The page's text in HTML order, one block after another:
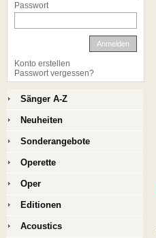
Passwort
Anmelden
Konto erstellen
Passwort vergessen?
Sänger A-Z
Neuheiten
Sonderangebote
Operette
Oper
Editionen
Acoustics